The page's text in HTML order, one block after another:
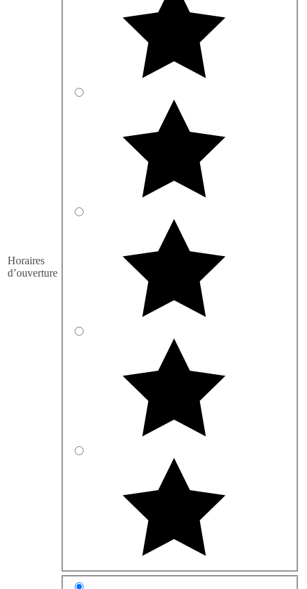
Horaires
d’ouverture